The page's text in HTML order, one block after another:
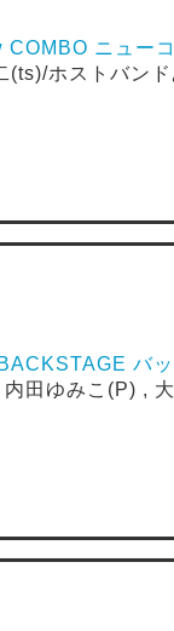
ニュー
ホストバンド
バ
田ゆみこ(P) ,